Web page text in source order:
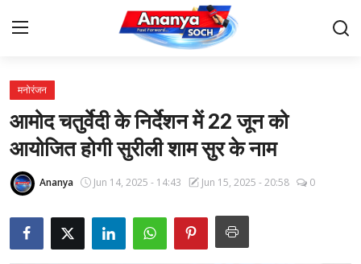
Home
Contact
About Us
देश
मनोरंजन
आमोद चतुर्वेदी के निर्देशन में 22 जून को
आयोजित होगी सुरीली शाम सुर के नाम
Ananya Jun 14, 2025 - 14:43 Jun 15, 2025 - 20:58 0